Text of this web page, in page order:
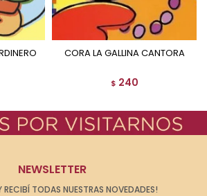
CORA LA GALLINA CANTORA
$ 240
NEWSLETTER
RECIBÍ TODAS NUESTRAS NOVEDADES!